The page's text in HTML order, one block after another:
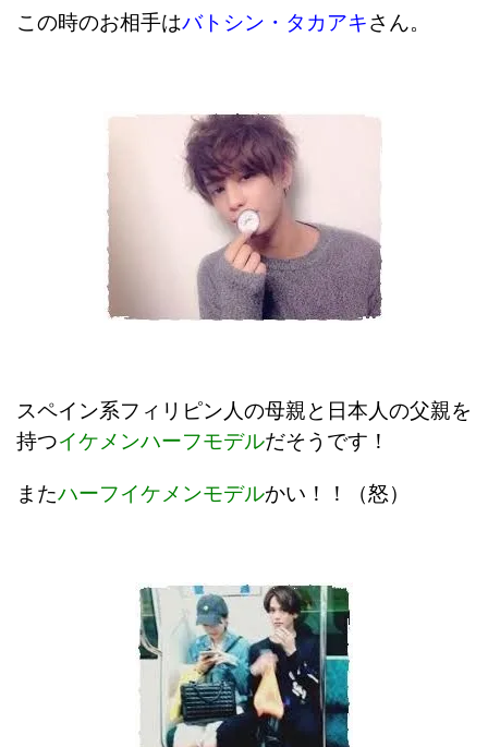
この時のお相手はバトシン・タカアキさん。
スペイン系フィリピン人の母親と日本人の父親を
持つイケメンハーフモデルだそうです！
またハーフイケメンモデルかい！！（怒）